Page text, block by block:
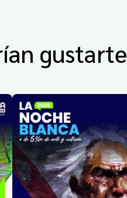
gustarte